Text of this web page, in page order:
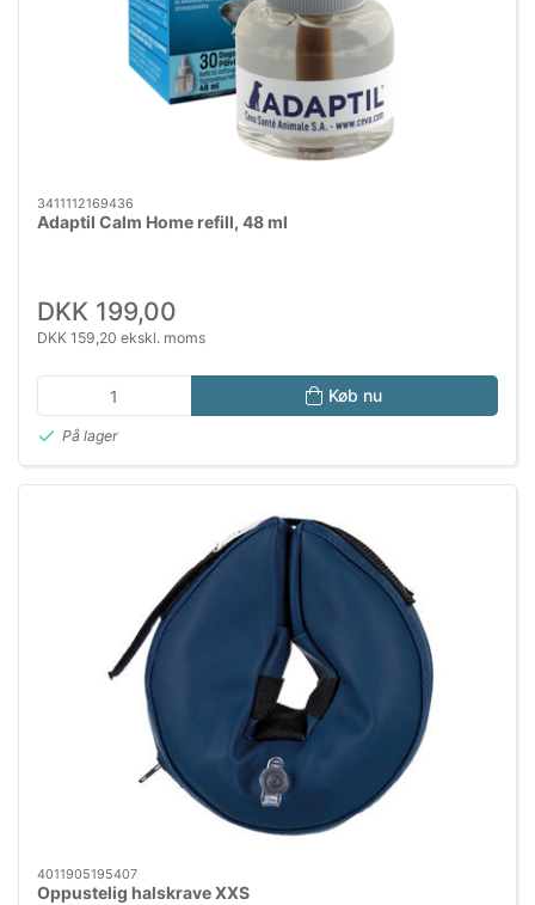
3411112169436
Adaptil Calm Home refill, 48 ml
DKK 199,00
DKK 159,20 ekskl. moms
Køb nu
På lager
4011905195407
Oppustelig halskrave XXS